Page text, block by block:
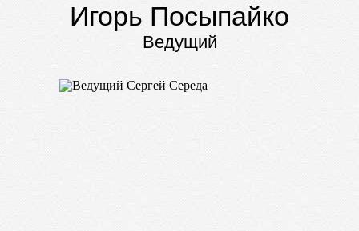
Игорь Посыпайко
Ведущий